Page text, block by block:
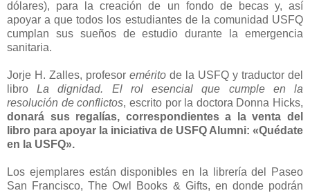
dólares), para la creación de un fondo de becas y, así
apoyar a que todos los estudiantes de la comunidad USFQ
cumplan sus sueños de estudio durante la emergencia
sanitaria.
Jorje H. Zalles, profesor emérito de la USFQ y traductor del
libroLa dignidad. El rol esencial que cumple en la
resolución de conflictos, escrito por la doctora Donna Hicks,
donará sus regalías, correspondientes a la venta del
libro para apoyar la iniciativa de USFQ Alumni: «Quédate
en la USFQ».
Los ejemplares están disponibles en la librería del Paseo
San Francisco, The Owl Books & Gifts, en donde podrán